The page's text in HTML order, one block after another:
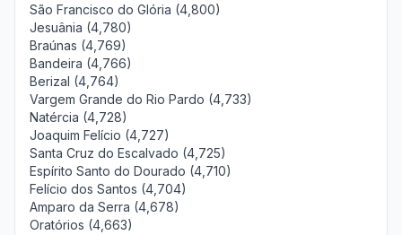
São Francisco do Glória (4,800)
Jesuânia (4,780)
Braúnas (4,769)
Bandeira (4,766)
Berizal (4,764)
Vargem Grande do Rio Pardo (4,733)
Natércia (4,728)
Joaquim Felício (4,727)
Santa Cruz do Escalvado (4,725)
Espírito Santo do Dourado (4,710)
Felício dos Santos (4,704)
Amparo da Serra (4,678)
Oratórios (4,663)